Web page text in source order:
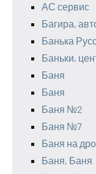
АС сервис
Багира,
Банька
Баньки,
Баня
Баня
Баня №2
Баня №7
Баня на
Баня, Баня